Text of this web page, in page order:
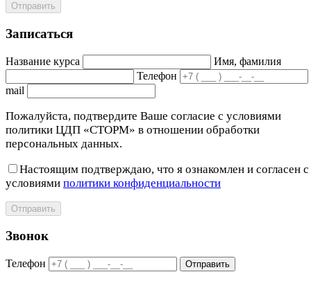
Отправить
Записаться
Название курса
Имя, фамилия
Телефон
mail
Пожалуйста, подтвердите Ваше согласие с условиями
политики ЦДП «СТОРМ» в отношении обработки
персональных данных.
Настоящим подтверждаю, что я ознакомлен и согласен с
условиями политики конфиденциальности
Отправить
Звонок
Телефон Отправить